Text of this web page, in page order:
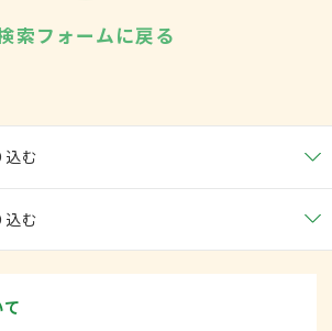
索フォームに戻る
込む
込む